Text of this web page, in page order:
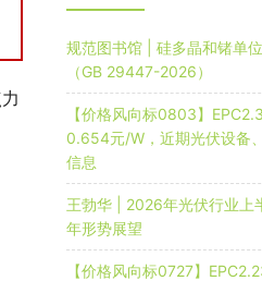
规范图书馆 | 硅多晶和锗单
（GB 29447-2026）
【价格风向标0803】
0.654元/W，近期光伏设备
信息
王勃华 | 2026年光伏行业上
年形势展望
【价格风向标0727】